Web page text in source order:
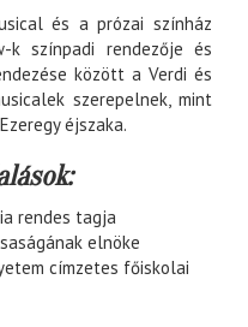
és a prózai színház
k színpadi rendezője és
között a Verdi és
szerepelnek, mint
éjszaka.
rendes tagja
elnöke
címzetes főiskolai